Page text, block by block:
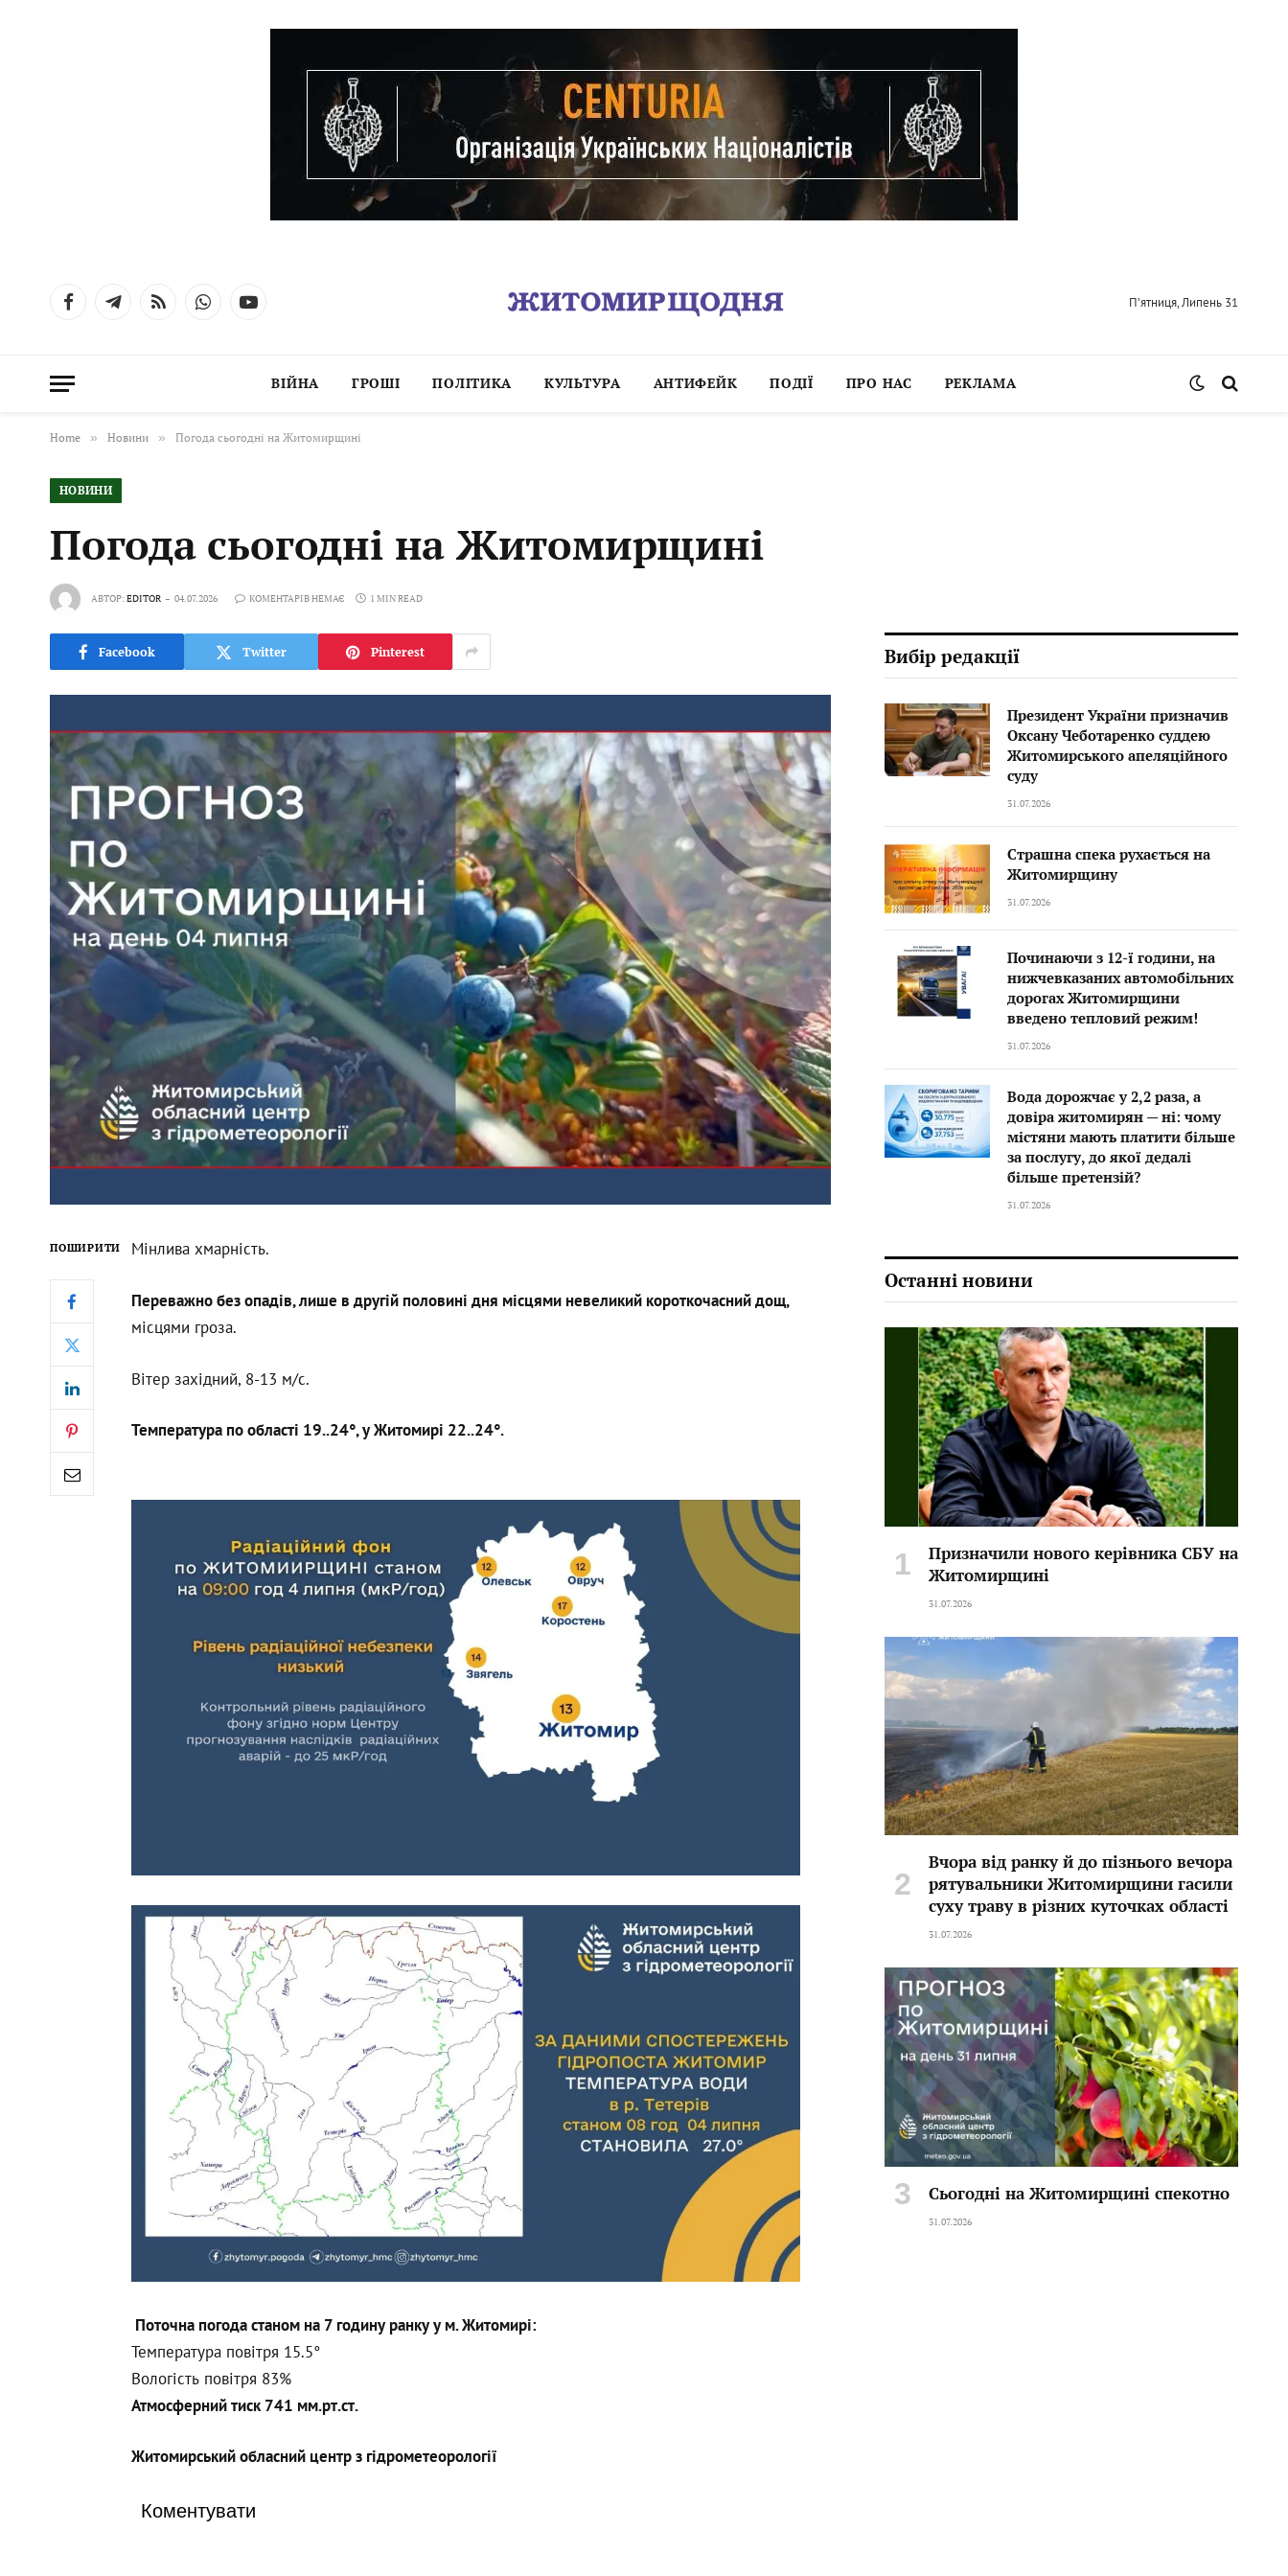
FacebookTelegramRSS WhatsAppYouTube П’ятниця, Липень 31
ВІЙНА ГРОШІ ПОЛІТИКА КУЛЬТУРА АНТИФЕЙК ПОДІЇ ПРО НАС РЕКЛАМА
Home » Новини » Погода сьогодні на Житомирщині
НОВИНИ
Погода сьогодні на Житомирщині
АВТОР:EDITOR 04.07.2026 КОМЕНТАРІВ НЕМАЄ 1 MIN READ
Facebook Twitter Pinterest
ПОШИРИТИ Мінлива хмарність.
Переважно без опадів, лише в другій половині дня місцями невеликий короткочасний дощ,
місцями гроза.
Вітер західний, 8-13 м/с.
Температура по області 19..24°, у Житомирі 22..24°.
Поточна погода станом на 7 годину ранку у м. Житомирі:
Температура повітря 15.5°
Вологість повітря 83%
Атмосферний тиск 741 мм.рт.ст.
Житомирський обласний центр з гідрометеорології
Коментувати
Вибір редакції
Президент України призначив
Оксану Чеботаренко суддею
Житомирського апеляційного
суду
31.07.2026
Страшна спека рухається на
Житомирщину
31.07.2026
Починаючи з 12-ї години, на
нижчевказаних автомобільних
дорогах Житомирщини
введено тепловий режим!
31.07.2026
Вода дорожчає у 2,2 раза, а
довіра житомирян — ні: чому
містяни мають платити більше
за послугу, до якої дедалі
більше претензій?
31.07.2026
Останні новини
Призначили нового керівника СБУ на
Житомирщині
31.07.2026
Вчора від ранку й до пізнього вечора
рятувальники Житомирщини гасили
суху траву в різних куточках області
31.07.2026
Сьогодні на Житомирщині спекотно
31.07.2026